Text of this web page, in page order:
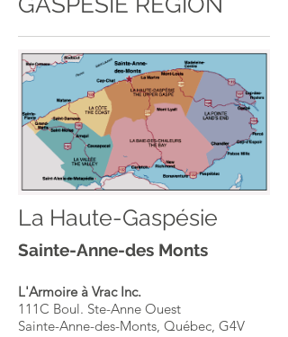
La Haute-Gaspésie
Sainte-Anne-des Monts
L'Armoire à Vrac Inc.
111C Boul. Ste-Anne Ouest
Sainte-Anne-des-Monts, Québec, G4V